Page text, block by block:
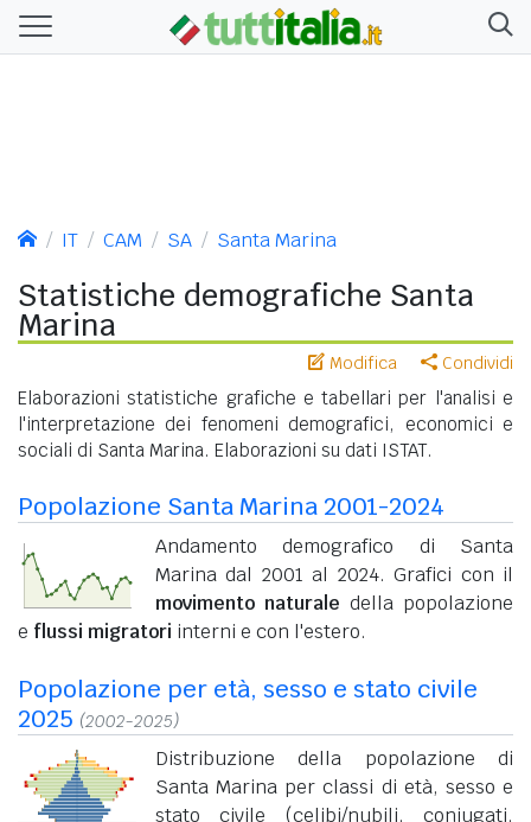
IT CAM SA Santa Marina
Statistiche demografiche Santa
Marina
Modifica Condividi
Elaborazioni statistiche grafiche e tabellari per l'analisi e
l'interpretazione dei fenomeni demografici, economici e
sociali di Santa Marina. Elaborazioni su dati ISTAT.
Popolazione Santa Marina 2001-2024
Andamento demografico di Santa
Marina dal 2001 al 2024. Grafici con il
movimento naturale della popolazione
e flussi migratori interni e con l'estero.
Popolazione per età, sesso e stato civile
2025 (2002-2025)
Distribuzione della popolazione di
Santa Marina per classi di età, sesso e
stato civile (celibi/nubili, coniugati,